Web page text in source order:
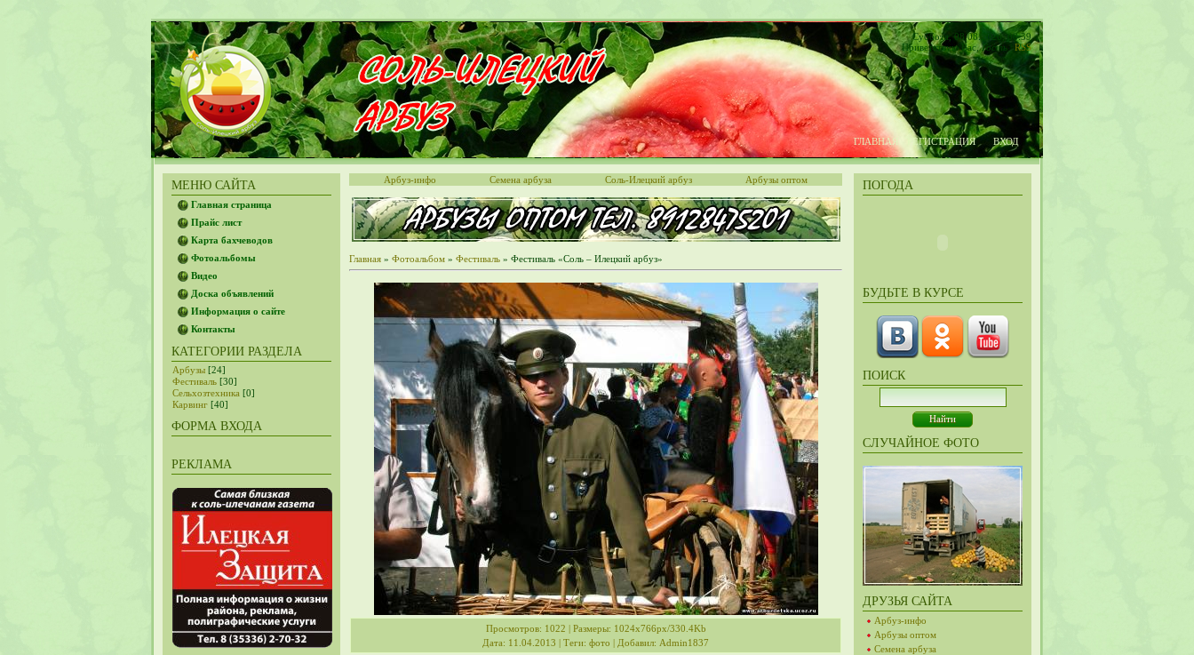
Суббота, 08.08.2026, 08:39
Приветствую Вас,Гость RSS
ГЛАВНАЯ РЕГИСТРАЦИЯ ВХОД
МЕНЮ САЙТА
Главная страница
Прайс лист
Карта бахчеводов
Фотоальбомы
Видео
Доска объявлений
Информация о сайте
Контакты
КАТЕГОРИИ РАЗДЕЛА
Арбузы [24]
Фестиваль [30]
Сельхозтехника [0]
Карвинг [40]
ФОРМА ВХОДА
РЕКЛАМА
ПОГОДА
БУДЬТЕ В КУРСЕ
ПОИСК
СЛУЧАЙНОЕ ФОТО
ДРУЗЬЯ САЙТА
Арбуз-инфо
Арбузы оптом
Семена арбуза
Арбуз-инфо Семена арбуза Соль-Илецкий арбуз Арбузы оптом
Главная » Фотоальбом » Фестиваль » Фестиваль «Соль – Илецкий арбуз»
Просмотров: 1022 | Размеры: 1024x766px/330.4Kb
Дата: 11.04.2013 | Теги: фото | Добавил: Admin1837